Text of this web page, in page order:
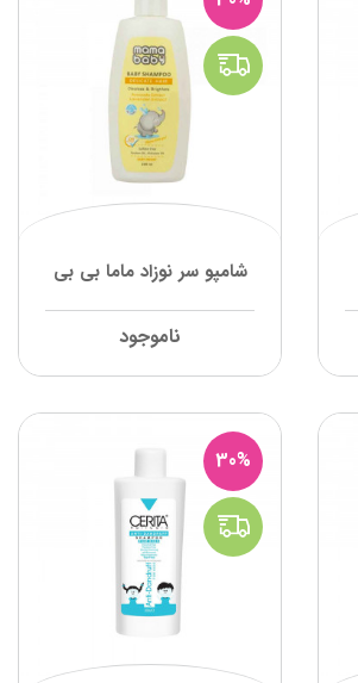
شامپو سر نوزاد ماما بی بی
ناموجود
30%